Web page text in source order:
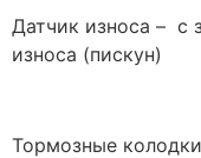
Датчик износа – с
износа (пискун)
Тормозные